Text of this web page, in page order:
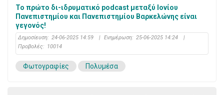
Το πρώτο δι-ιδρυματικό podcast μεταξύ Ιονίου
Πανεπιστημίου και Πανεπιστημίου Βαρκελώνης είναι
γεγονός!
Δημοσίευση: 24-06-2025 14:59 | Ενημέρωση: 25-06-2025 14:24
|
Προβολές: 10014
Φωτογραφίες Πολυμέσα